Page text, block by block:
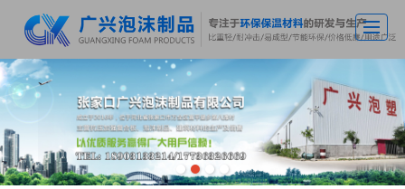
首页
关于广兴
主营产品
车间实拍